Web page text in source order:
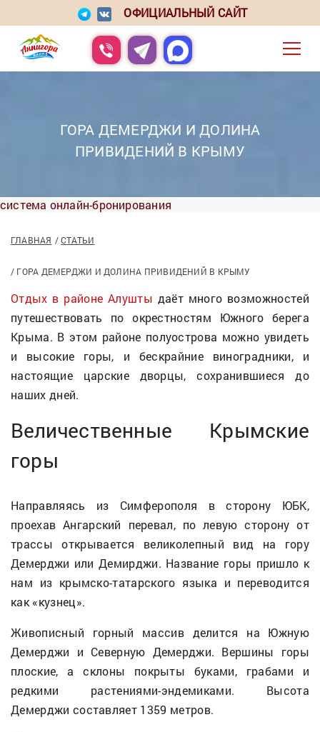
ОФИЦИАЛЬНЫЙ САЙТ
ГОРА ДЕМЕРДЖИ И ДОЛИНА
ПРИВИДЕНИЙ В КРЫМУ
система онлайн-бронирования
ГЛАВНАЯ СТАТЬИ
ГОРА ДЕМЕРДЖИ И ДОЛИНА ПРИВИДЕНИЙ В КРЫМУ
Отдых в районе Алушты даёт много возможностей
путешествовать по окрестностям Южного берега
Крыма. В этом районе полуострова можно увидеть
и высокие горы, и бескрайние виноградники, и
настоящие царские дворцы, сохранившиеся до
наших дней.
Величественные Крымские
горы
Направляясь из Симферополя в сторону ЮБК,
проехав Ангарский перевал, по левую сторону от
трассы открывается великолепный вид на гору
Демерджи или Демирджи. Название горы пришло к
нам из крымско-татарского языка и переводится
как «кузнец».
Живописный горный массив делится на Южную
Демерджи и Северную Демерджи. Вершины горы
плоские, а склоны покрыты буками, грабами и
редкими растениями-эндемиками. Высота
Демерджи составляет 1359 метров.